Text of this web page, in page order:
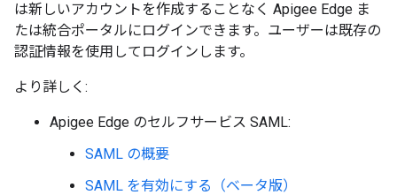
は新しいアカウントを作成することなく Apigee Edge ま
たは統合ポータルにログインできます。ユーザーは既存の
認証情報を使用してログインします。
より詳しく:
Apigee Edge のセルフサービス SAML:
SAML の概要
SAML を有効にする（ベータ版）